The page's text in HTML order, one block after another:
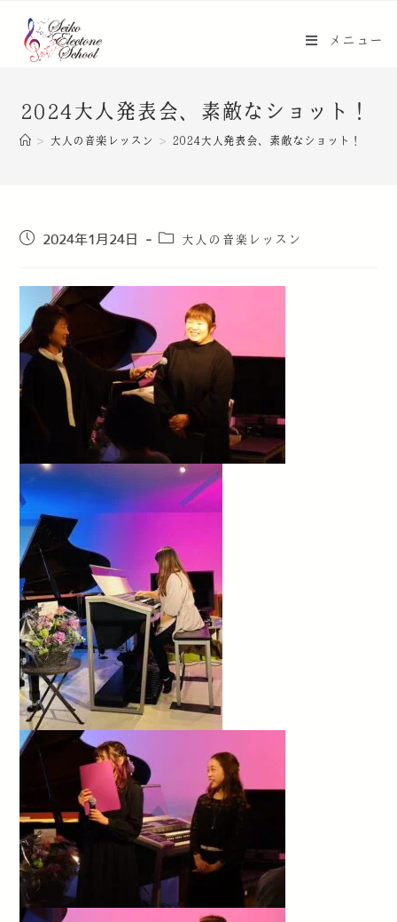
メニュー
2024大人発表会、素敵なショット！
> 大人の音楽レッスン > 2024大人発表会、素敵なショット！
2024年1月24日 大人の音楽レッスン